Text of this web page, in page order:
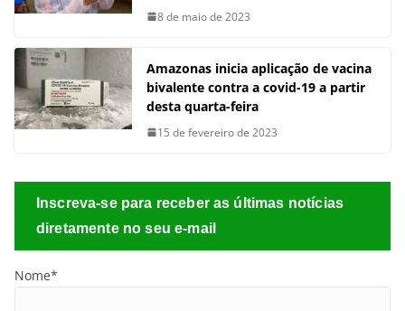
8 de maio de 2023
Amazonas inicia aplicação de vacina
bivalente contra a covid-19 a partir
desta quarta-feira
15 de fevereiro de 2023
Inscreva-se para receber as últimas notícias
diretamente no seu e-mail
Nome*